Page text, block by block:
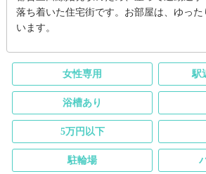
落ち着いた住宅街です。お部屋は、ゆっ
います。
女性専用 駅
浴槽あり
5万円以下
駐輪場